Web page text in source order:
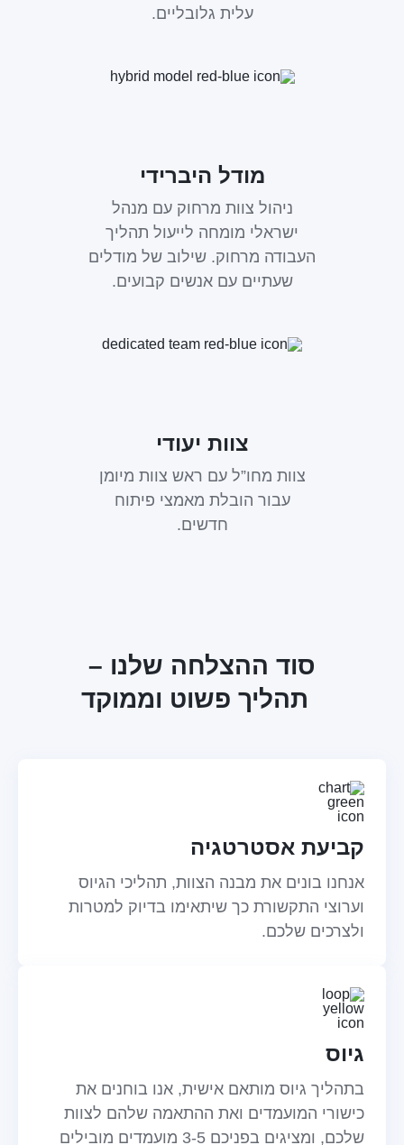
עלית גלובליים.
מודל היברידי
ניהול צוות מרחוק עם מנהל
ישראלי מומחה לייעול תהליך
העבודה מרחוק. שילוב של מודלים
שעתיים עם אנשים קבועים.
צוות יעודי
צוות מחו”ל עם ראש צוות מיומן
עבור הובלת מאמצי פיתוח
חדשים.
סוד ההצלחה שלנו –
תהליך פשוט וממוקד
קביעת אסטרטגיה
אנחנו בונים את מבנה הצוות, תהליכי הגיוס
וערוצי התקשורת כך שיתאימו בדיוק למטרות
ולצרכים שלכם.
גיוס
בתהליך גיוס מותאם אישית, אנו בוחנים את
כישורי המועמדים ואת ההתאמה שלהם לצוות
שלכם, ומציגים בפניכם 3-5 מועמדים מובילים